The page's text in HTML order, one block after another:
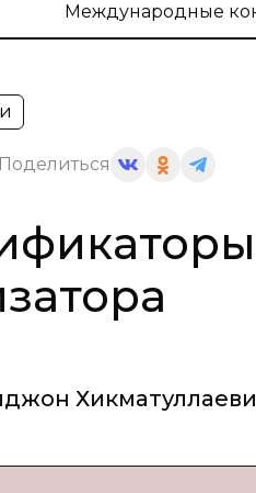
Международные
Поделиться